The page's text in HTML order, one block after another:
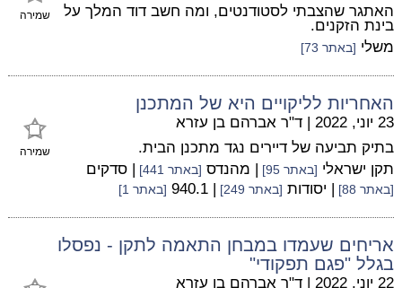
שמירה
האתגר שהצבתי לסטודנטים, ומה חשב דוד המלך על
בינת הזקנים.
משלי [באתר 73]
האחריות לליקויים היא של המתכנן
שמירה
23 יוני, 2022 | ד"ר אברהם בן עזרא
בתיק תביעה של דיירים נגד מתכנן הבית.
תקן ישראלי [באתר 95] | מהנדס [באתר 441] | סדקים
[באתר 88] | יסודות [באתר 249] | 940.1 [באתר 1]
אריחים שעמדו במבחן התאמה לתקן - נפסלו
בגלל "פגם תפקודי"
22 יוני, 2022 | ד"ר אברהם בן עזרא